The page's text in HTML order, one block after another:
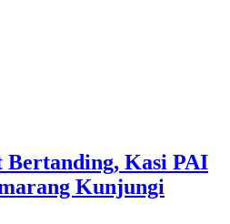
Bertanding, Kasi PAI
Kunjungi